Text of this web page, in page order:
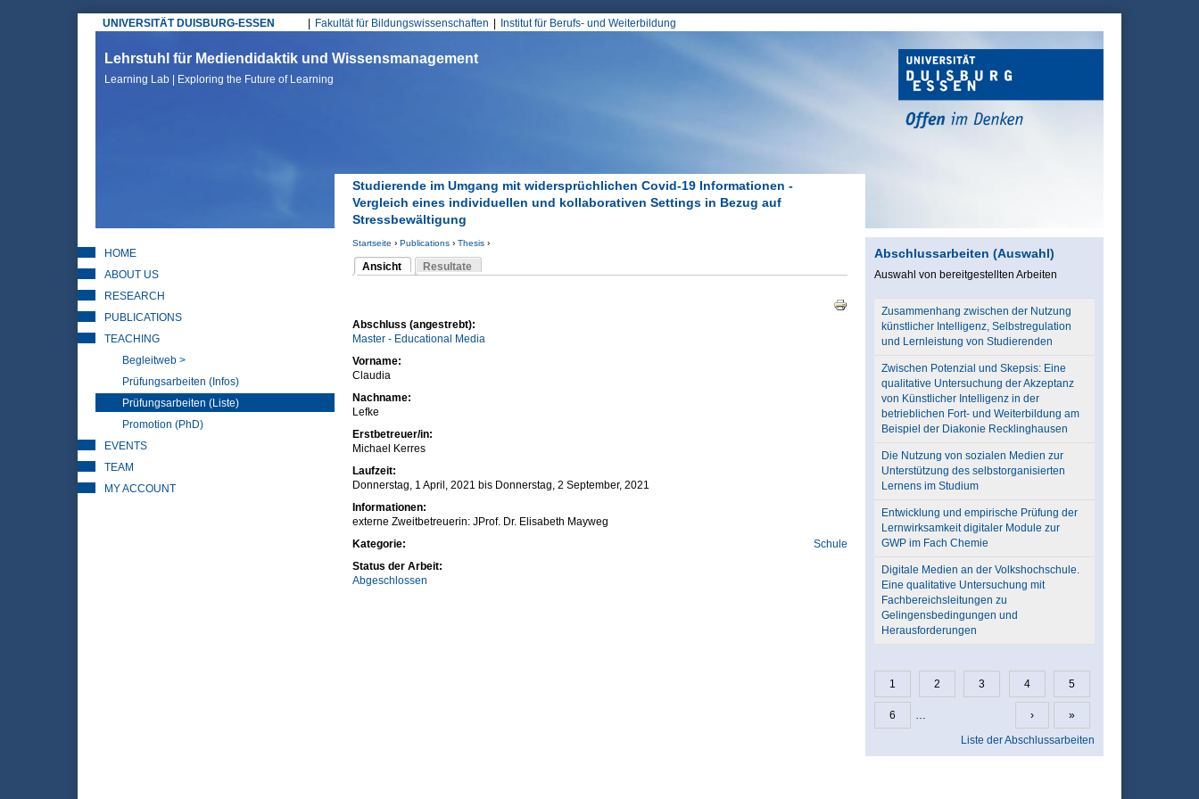
UNIVERSITÄT DUISBURG-ESSEN
Hauptmenü
Fakultät für Bildungswissenschaften Institut für Berufs- und Weiterbildung
Lehrstuhl für Mediendidaktik und Wissensmanagement
Learning Lab | Exploring the Future of Learning
Studierende im Umgang mit widersprüchlichen Covid-19 Informationen -
Vergleich eines individuellen und kollaborativen Settings in Bezug auf
Stressbewältigung
Sie sind hier
Startseite › Publications› Thesis›
Ansicht
(aktiver Reiter)
Resultate
Abschluss (angestrebt):
Master - Educational Media
Vorname:
Claudia
Nachname:
Lefke
Erstbetreuer/in:
Michael Kerres
Laufzeit:
Donnerstag, 1 April, 2021 bis Donnerstag, 2 September, 2021
Informationen:
externe Zweitbetreuerin: JProf. Dr. Elisabeth Mayweg
Kategorie:
Schule
Status der Arbeit:
Abgeschlossen
HOME
ABOUT US
RESEARCH
PUBLICATIONS
TEACHING
Begleitweb >
Prüfungsarbeiten (Infos)
Prüfungsarbeiten (Liste)
Promotion (PhD)
EVENTS
TEAM
MY ACCOUNT
Abschlussarbeiten (Auswahl)
Auswahl von bereitgestellten Arbeiten
Zusammenhang zwischen der Nutzung
künstlicher Intelligenz, Selbstregulation
und Lernleistung von Studierenden
Zwischen Potenzial und Skepsis: Eine
qualitative Untersuchung der Akzeptanz
von Künstlicher Intelligenz in der
betrieblichen Fort- und Weiterbildung am
Beispiel der Diakonie Recklinghausen
Die Nutzung von sozialen Medien zur
Unterstützung des selbstorganisierten
Lernens im Studium
Entwicklung und empirische Prüfung der
Lernwirksamkeit digitaler Module zur
GWP im Fach Chemie
Digitale Medien an der Volkshochschule.
Eine qualitative Untersuchung mit
Fachbereichsleitungen zu
Gelingensbedingungen und
Herausforderungen
Seiten
1 2 3 4 5
6 … ›
»
Liste der Abschlussarbeiten